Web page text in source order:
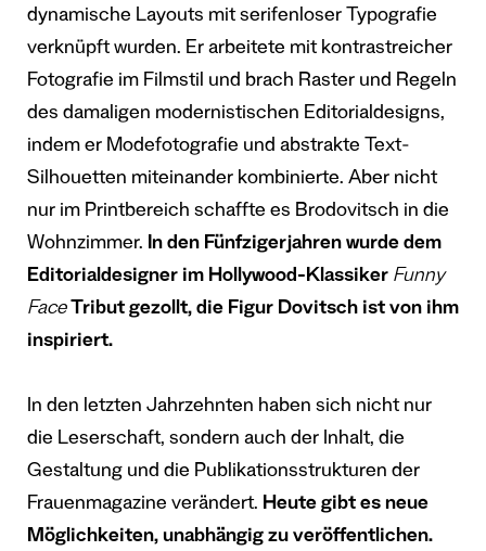
dynamische Layouts mit serifenloser Typografie
verknüpft wurden. Er arbeitete mit kontrastreicher
Fotografie im Filmstil und brach Raster und Regeln
des damaligen modernistischen Editorialdesigns,
indem er Modefotografie und abstrakte Text-
Silhouetten miteinander kombinierte. Aber nicht
nur im Printbereich schaffte es Brodovitsch in die
Wohnzimmer. In den Fünfzigerjahren wurde dem
Editorialdesigner im Hollywood-Klassiker Funny
FaceTribut gezollt, die Figur Dovitsch ist von ihm
inspiriert.
In den letzten Jahrzehnten haben sich nicht nur
die Leserschaft, sondern auch der Inhalt, die
Gestaltung und die Publikationsstrukturen der
Frauenmagazine verändert. Heute gibt es neue
Möglichkeiten, unabhängig zu veröffentlichen.